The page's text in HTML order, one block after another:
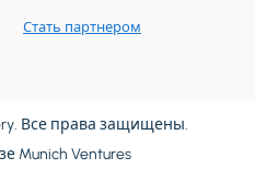
Стать партнером
Все права защищены.
Munich Ventures